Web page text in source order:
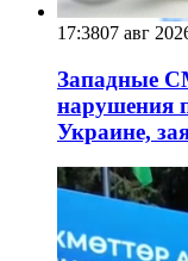
17:3807 авг
Западные
нарушения
Украине,